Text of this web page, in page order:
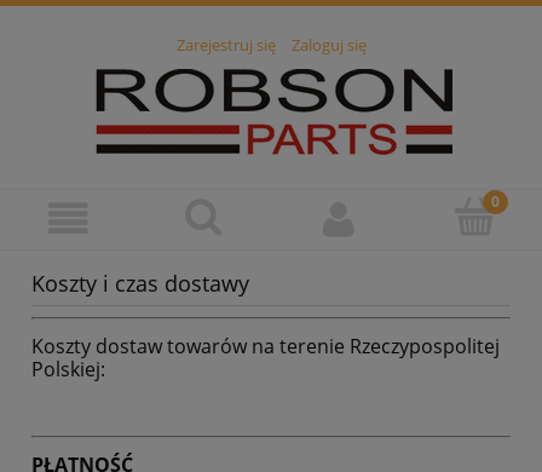
Zarejestruj się Zaloguj się
Koszty i czas dostawy
Koszty dostaw towarów na terenie Rzeczypospolitej
Polskiej:
PŁATNOŚĆ